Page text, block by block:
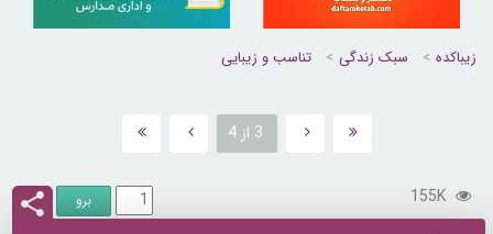
زیباکده سبک زندگی تناسب و زیبایی
3 از 4
155K